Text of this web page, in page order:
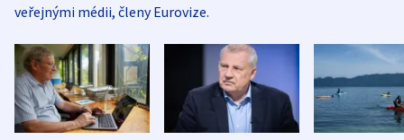
veřejnými médii, členy Eurovize.